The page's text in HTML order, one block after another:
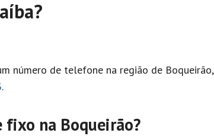
número de telefone na região de Boqueirão,
.
fixo na Boqueirão?